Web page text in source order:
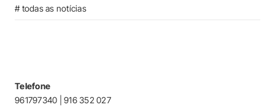
# todas as notícias
Telefone
961797340 | 916 352 027